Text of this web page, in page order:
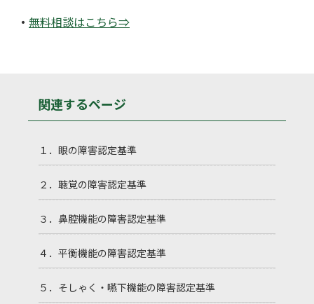
・ 無料相談はこちら⇒
関連するページ
１．眼の障害認定基準
２．聴覚の障害認定基準
３．鼻腔機能の障害認定基準
４．平衡機能の障害認定基準
５．そしゃく・嚥下機能の障害認定基準